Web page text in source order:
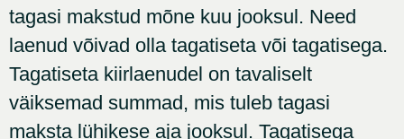
tagasi makstud mõne kuu jooksul. Need
laenud võivad olla tagatiseta või tagatisega.
Tagatiseta kiirlaenudel on tavaliselt
väiksemad summad, mis tuleb tagasi
maksta lühikese aja jooksul. Tagatisega